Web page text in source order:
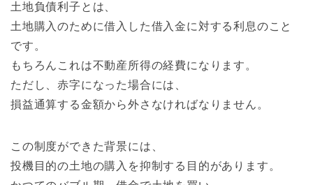
土地負債利子とは、
土地購入のために借入した借入金に対する利息のこと
です。
もちろんこれは不動産所得の経費になります。
ただし、赤字になった場合には、
損益通算する金額から外さなければなりません。
この制度ができた背景には、
投機目的の土地の購入を抑制する目的があります。